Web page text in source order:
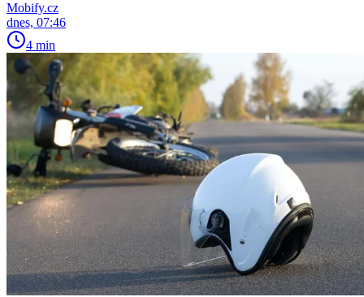
Mobify.cz
dnes, 07:46
4 min